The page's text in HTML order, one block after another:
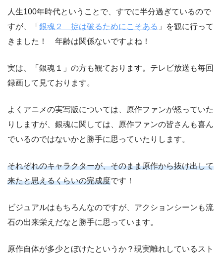
人生100年時代ということで、すでに半分過ぎているので
すが、「 銀魂２ 掟は破るためにこそある 」を観に行って
きました！ 年齢は関係ないですよね！
実は、「銀魂１」の方も観ております。テレビ放送も毎回
録画して見ております。
よくアニメの実写版については、原作ファンが怒っていた
りしますが、銀魂に関しては、原作ファンの皆さんも喜ん
でいるのではないかと勝手に思っていたりします。
それぞれのキャラクターが、そのまま原作から抜け出して
来たと思えるくらいの完成度です！
ビジュアルはもちろんなのですが、アクションシーンも流
石の出来栄えだなと勝手に思っています。
原作自体が多少とぼけたというか？現実離れしているスト